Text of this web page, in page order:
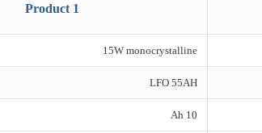
Product 1
15W monocrystalline
LFO 55AH
10 Ah